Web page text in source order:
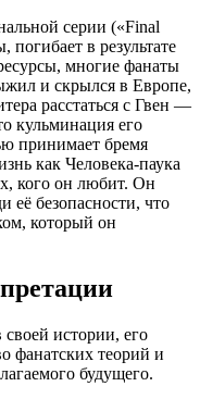
серии («Final
в результате
многие фанаты
и скрылся в Европе,
расстаться с Гвен —
кульминация его
принимает бремя
как Человека-паука
кого он любит. Он
её безопасности, что
который он
истории, его
фанатских теорий и
будущего.